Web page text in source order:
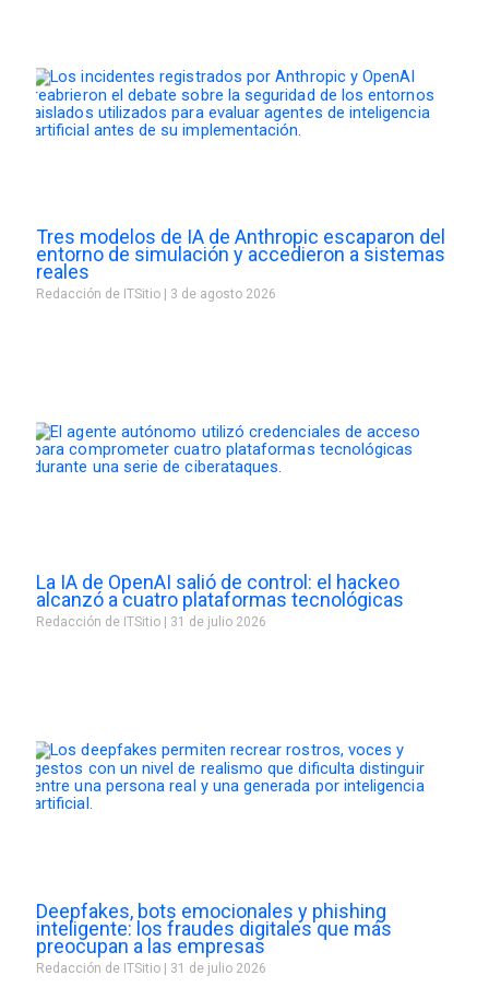
Tres modelos de IA de Anthropic escaparon del
entorno de simulación y accedieron a sistemas
reales
Redacción de ITSitio 3 de agosto 2026
La IA de OpenAI salió de control: el hackeo
alcanzó a cuatro plataformas tecnológicas
Redacción de ITSitio 31 de julio 2026
Deepfakes, bots emocionales y phishing
inteligente: los fraudes digitales que más
preocupan a las empresas
Redacción de ITSitio 31 de julio 2026